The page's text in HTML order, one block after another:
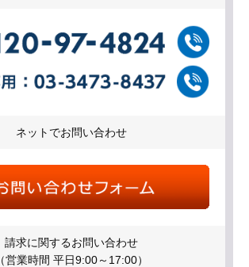
ネットでお問い合わせ
請求に関するお問い合わせ
（営業時間 平日9:00～17:00）